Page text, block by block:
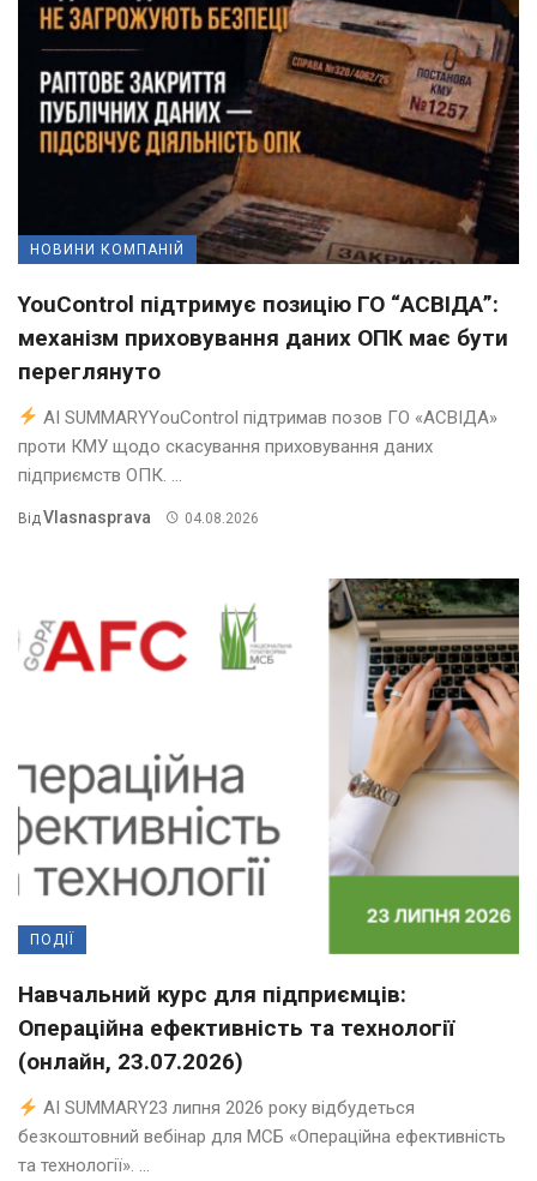
НОВИНИ КОМПАНІЙ
YouControl підтримує позицію ГО “АСВІДА”:
механізм приховування даних ОПК має бути
переглянуто
AI SUMMARYYouControl підтримав позов ГО «АСВІДА»
проти КМУ щодо скасування приховування даних
підприємств ОПК. ...
Від Vlasnasprava 04.08.2026
ПОДІЇ
Навчальний курс для підприємців:
Операційна ефективність та технології
(онлайн, 23.07.2026)
AI SUMMARY23 липня 2026 року відбудеться
безкоштовний вебінар для МСБ «Операційна ефективність
та технології». ...